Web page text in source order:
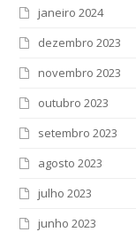
janeiro 2024
dezembro 2023
novembro 2023
outubro 2023
setembro 2023
agosto 2023
julho 2023
junho 2023